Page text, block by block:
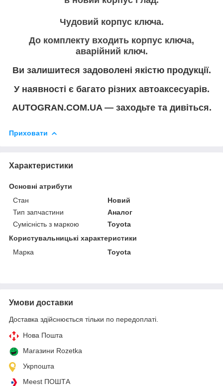
Чудовий корпус ключа.
До комплекту входить корпус ключа,
аварійний ключ.
Ви залишитеся задоволені якістю продукції.
У наявності є багато різних автоаксесуарів.
AUTOGRAN.COM.UA — заходьте та дивіться.
Приховати
Характеристики
Основні атрибути
Стан
Новий
Тип запчастини
Аналог
Сумісність з маркою
Toyota
Користувальницькі характеристики
Марка
Toyota
Умови доставки
Доставка здійснюється тільки по передоплаті.
Нова Пошта
Магазини Rozetka
Укрпошта
Meest ПОШТА